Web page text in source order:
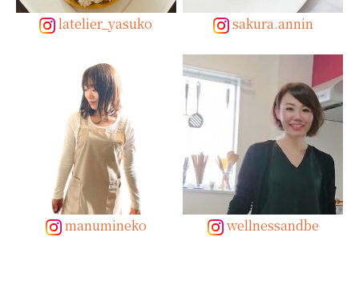
latelier_yasuko sakura.annin
manumineko wellnessandbe